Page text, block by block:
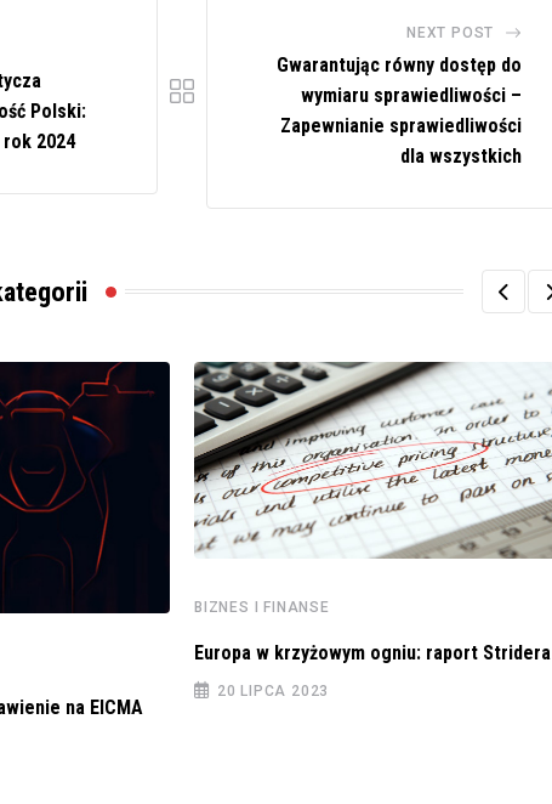
Polski:
2024
NEXT POST
Gwarantując równy dostęp do
wymiaru sprawiedliwości –
Zapewnianie sprawiedliwości
dla wszystkich
na EICMA
BIZNES I FINANSE
Europa w krzyżowym ogniu: raport Stridera
20 LIPCA 2023